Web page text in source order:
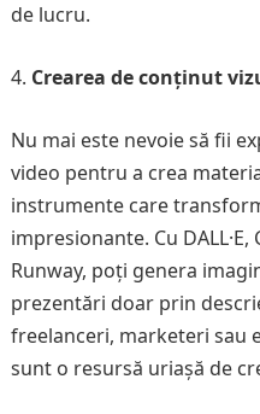
de lucru.
Crearea de conținut
Nu mai este nevoie să fii
video pentru a crea
instrumente care
impresionante. Cu
Runway, poți genera
prezentări doar prin
freelanceri, marketeri sau
sunt o resursă uriașă de